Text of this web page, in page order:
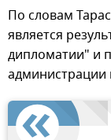
По словам
является
дипломатии" и